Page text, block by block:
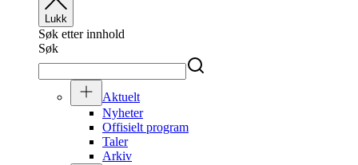
Lukk
Søk etter innhold
Søk
Aktuelt
Nyheter
Offisielt program
Taler
Arkiv